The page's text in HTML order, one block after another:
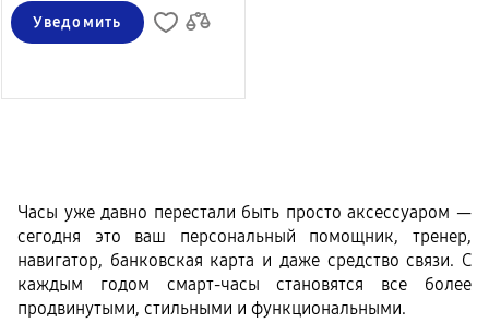
Уведомить
Часы уже давно перестали быть просто аксессуаром —
сегодня это ваш персональный помощник, тренер,
навигатор, банковская карта и даже средство связи. С
каждым годом смарт-часы становятся все более
продвинутыми, стильными и функциональными.